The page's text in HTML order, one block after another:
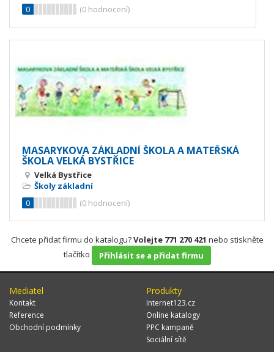
0
(0 hodnocení)
MASARYKOVA ZÁKLADNÍ ŠKOLA A MATEŘSKÁ
ŠKOLA VELKÁ BYSTŘICE
Velká Bystřice
Školy základní
0
(0 hodnocení)
Chcete přidat firmu do katalogu?Volejte 771 270 421 nebo stiskněte
tlačítko
Přihlásit se a přidat firmu
Mediatel
Kontakt
Reference
Obchodní podmínky
Produkty
Internet123.cz
Online katalogy
PPC kampaně
Sociální sítě